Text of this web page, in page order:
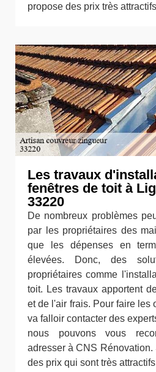
propose des prix très
Les travaux
fenêtres de toit à
33220
De nombreux problèmes
par les propriétaires des
que les dépenses en
élevées. Donc, des
propriétaires comme
toit. Les travaux apportent
et de l'air frais. Pour faire les
va falloir contacter des
nous pouvons vous
adresser à CNS
des prix qui sont très